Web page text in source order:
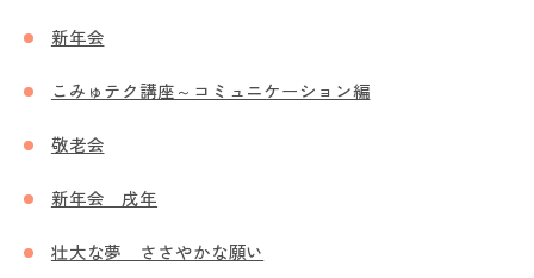
新年会
こみゅテク講座～コミュニケーション編
敬老会
新年会 戌年
壮大な夢 ささやかな願い